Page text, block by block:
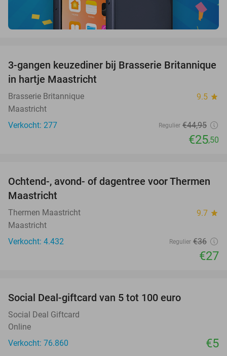
43%
3-gangen keuzediner bij Brasserie Britannique
in hartje Maastricht
Brasserie Britannique 9.5 star
Maastricht
Verkocht: 277
Regulier €44,95
€25,50
25%
Ochtend-, avond- of dagentree voor Thermen
Maastricht
Thermen Maastricht 9.7 star
Maastricht
Verkocht: 4.432
Regulier €36
€27
Social Deal-giftcard van 5 tot 100 euro
Social Deal Giftcard
Online
Verkocht: 76.860
€5